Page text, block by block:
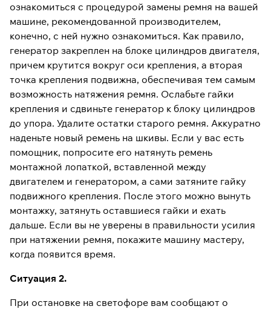
ознакомиться с процедурой замены ремня на вашей
машине, рекомендованной производителем,
конечно, с ней нужно ознакомиться. Как правило,
генератор закреплен на блоке цилиндров двигателя,
причем крутится вокруг оси крепления, а вторая
точка крепления подвижна, обеспечивая тем самым
возможность натяжения ремня. Ослабьте гайки
крепления и сдвиньте генератор к блоку цилиндров
до упора. Удалите остатки старого ремня. Аккуратно
наденьте новый ремень на шкивы. Если у вас есть
помощник, попросите его натянуть ремень
монтажной лопаткой, вставленной между
двигателем и генератором, а сами затяните гайку
подвижного крепления. После этого можно вынуть
монтажку, затянуть оставшиеся гайки и ехать
дальше. Если вы не уверены в правильности усилия
при натяжении ремня, покажите машину мастеру,
когда появится время.
Ситуация 2.
При остановке на светофоре вам сообщают о